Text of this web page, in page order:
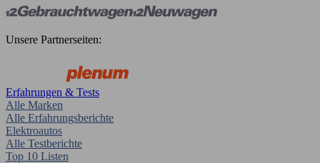
Unsere Partnerseiten:
Erfahrungen & Tests
Alle Marken
Alle Erfahrungsberichte
Elektroautos
Alle Testberichte
Top 10 Listen